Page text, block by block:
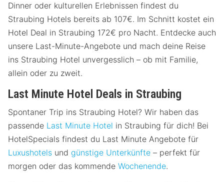
Dinner oder kulturellen Erlebnissen findest du
Straubing Hotels bereits ab 107€. Im Schnitt kostet ein
Hotel Deal in Straubing 172€ pro Nacht. Entdecke auch
unsere Last-Minute-Angebote und mach deine Reise
ins Straubing Hotel unvergesslich – ob mit Familie,
allein oder zu zweit.
Last Minute Hotel Deals in Straubing
Spontaner Trip ins Straubing Hotel? Wir haben das
passende Last Minute Hotel in Straubing für dich! Bei
HotelSpecials findest du Last Minute Angebote für
Luxushotels und günstige Unterkünfte – perfekt für
morgen oder das kommende Wochenende.